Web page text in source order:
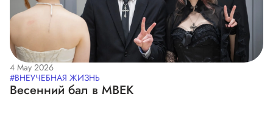
4 May 2026
#ВНЕУЧЕБНАЯ ЖИЗНЬ
Весенний бал в МВЕК